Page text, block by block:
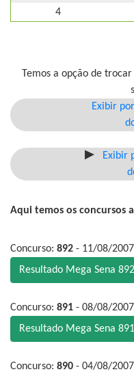
4
Temos a opção de
Exibir
Exibir
Aqui temos os concursos
Concurso: 892 - 11/08/
Resultado Mega Sena 892
Concurso: 891 - 08/08/
Resultado Mega Sena 891
Concurso: 890 - 04/08/